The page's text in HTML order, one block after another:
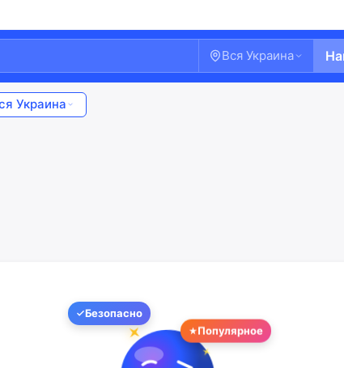
Вся Украина
Украина
Безопасно
Популярное
Добро пожаловать!
Войдите или создайте аккаунт